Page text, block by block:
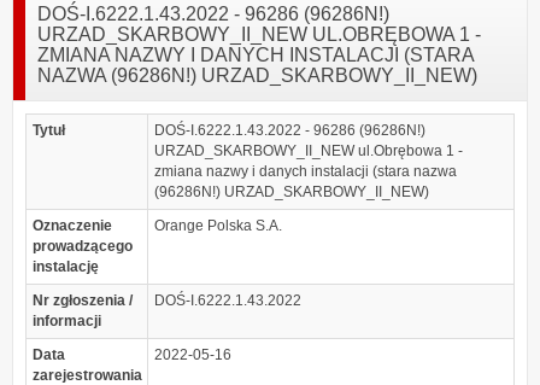
DOŚ-I.6222.1.43.2022 - 96286 (96286N!)
URZAD_SKARBOWY_II_NEW UL.OBRĘBOWA 1 -
ZMIANA NAZWY I DANYCH INSTALACJI (STARA
NAZWA (96286N!) URZAD_SKARBOWY_II_NEW)
Tytuł
DOŚ-I.6222.1.43.2022 - 96286 (96286N!)
URZAD_SKARBOWY_II_NEW ul.Obrębowa 1 -
zmiana nazwy i danych instalacji (stara nazwa
(96286N!) URZAD_SKARBOWY_II_NEW)
Oznaczenie
prowadzącego
instalację
Orange Polska S.A.
Nr zgłoszenia /
informacji
DOŚ-I.6222.1.43.2022
Data
zarejestrowania
2022-05-16